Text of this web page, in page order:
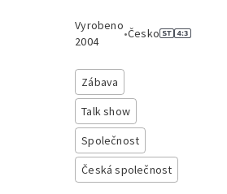
Vyrobeno
2004
•Česko
Zábava
Talk show
Společnost
Česká společnost